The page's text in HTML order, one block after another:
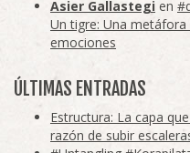
Asier Gallastegi en
Un tigre: Una
emociones
ÚLTIMAS ENTRADAS
Estructura: La capa
razón de subir